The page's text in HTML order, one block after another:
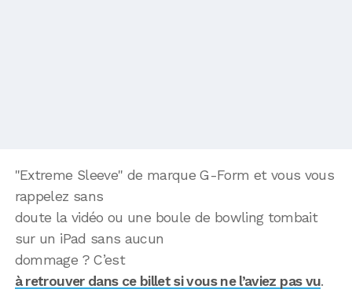
"Extreme Sleeve" de marque G-Form et vous vous
rappelez sans
doute la vidéo ou une boule de bowling tombait
sur un iPad sans aucun
dommage ? C’est
à retrouver dans ce billet si vous ne l’aviez pas vu.